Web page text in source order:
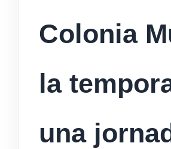
Colonia
la
una